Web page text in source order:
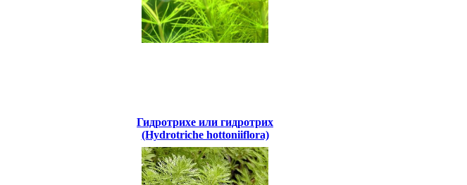
Гидротрихе или гидротрих
(Hydrotriche hottoniiflora)